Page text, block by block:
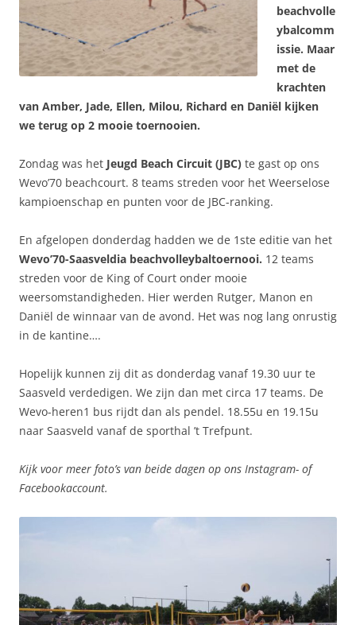
beachvolle
ybalcomm
issie. Maar
met de
krachten
van Amber, Jade, Ellen, Milou, Richard en Daniël kijken
we terug op 2 mooie toernooien.
Zondag was het Jeugd Beach Circuit (JBC) te gast op ons
Wevo’70 beachcourt. 8 teams streden voor het Weerselose
kampioenschap en punten voor de JBC-ranking.
En afgelopen donderdag hadden we de 1ste editie van het
Wevo’70-Saasveldia beachvolleybaltoernooi. 12 teams
streden voor de King of Court onder mooie
weersomstandigheden. Hier werden Rutger, Manon en
Daniël de winnaar van de avond. Het was nog lang onrustig
in de kantine….
Hopelijk kunnen zij dit as donderdag vanaf 19.30 uur te
Saasveld verdedigen. We zijn dan met circa 17 teams. De
Wevo-heren1 bus rijdt dan als pendel. 18.55u en 19.15u
naar Saasveld vanaf de sporthal ’t Trefpunt.
Kijk voor meer foto’s van beide dagen op ons Instagram- of
Facebookaccount.